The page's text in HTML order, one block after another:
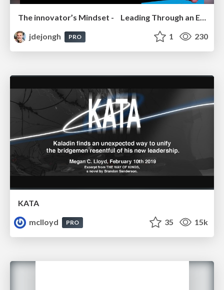
The innovator’s Mindset - Leading Through an Era of Exponential Change - McGill University 2025
jdejongh
PRO 1 230
KATA
mclloyd
PRO 35 15k